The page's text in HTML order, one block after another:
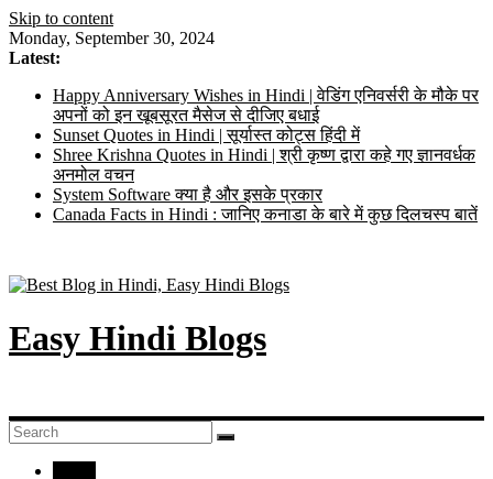
Skip to content
Monday, September 30, 2024
Latest:
Happy Anniversary Wishes in Hindi | वेडिंग एनिवर्सरी के मौके पर
अपनों को इन खूबसूरत मैसेज से दीजिए बधाई
Sunset Quotes in Hindi | सूर्यास्त कोट्स हिंदी में
Shree Krishna Quotes in Hindi | श्री कृष्ण द्वारा कहे गए ज्ञानवर्धक
अनमोल वचन
System Software क्या है और इसके प्रकार
Canada Facts in Hindi : जानिए कनाडा के बारे में कुछ दिलचस्प बातें
Easy Hindi Blogs